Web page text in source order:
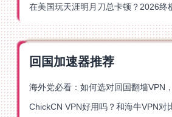
回国加速器推荐